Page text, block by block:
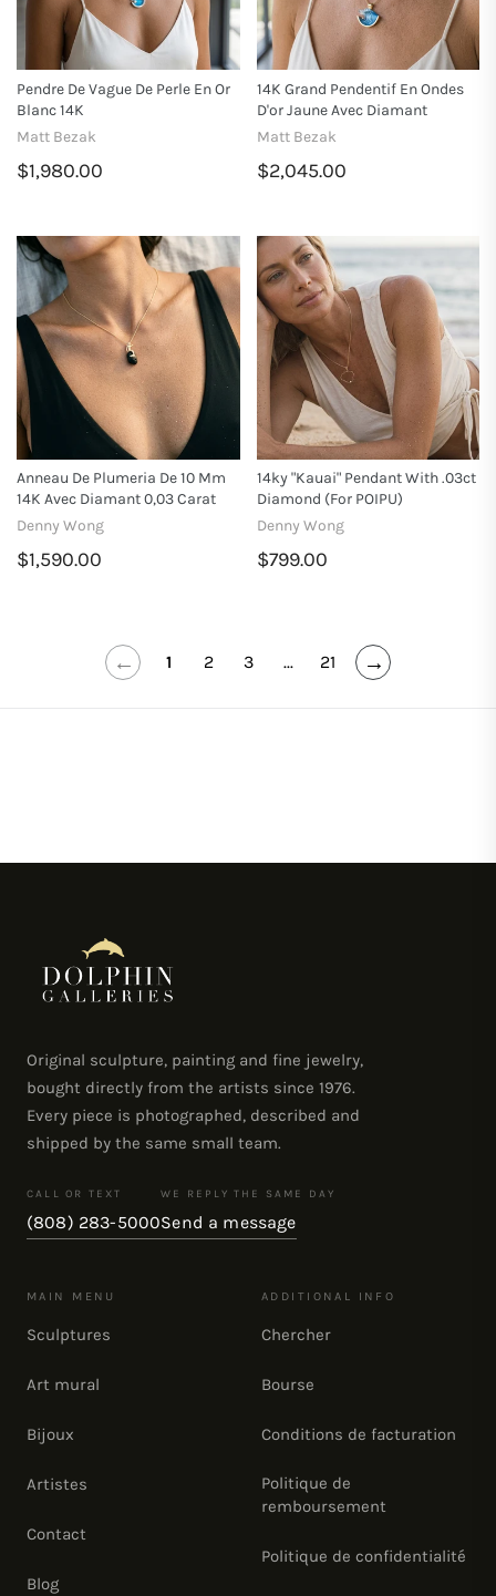
Pendre De Vague De Perle En Or
Blanc 14K
Matt Bezak
$1,980.00
14K Grand Pendentif En Ondes
D'or Jaune Avec Diamant
Matt Bezak
$2,045.00
Anneau De Plumeria De 10 Mm
14K Avec Diamant 0,03 Carat
Denny Wong
$1,590.00
14ky "Kauai" Pendant With .03ct
Diamond (for POIPU)
Denny Wong
$799.00
← 1 2 3 ... 21 →
Original sculpture, painting and fine jewelry,
bought directly from the artists since 1976.
Every piece is photographed, described and
shipped by the same small team.
CALL OR TEXT
(808) 283-5000
WE REPLY THE SAME DAY
Send a message
MAIN MENU
Sculptures
Art mural
Bijoux
Artistes
Contact
Blog
ADDITIONAL INFO
Chercher
Bourse
Conditions de facturation
Politique de
remboursement
Politique de confidentialité